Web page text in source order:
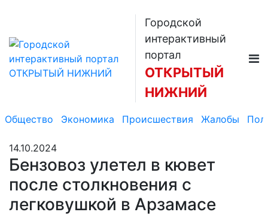
Городской
интерактивный
портал
ОТКРЫТЫЙ
НИЖНИЙ
Общество Экономика Происшествия Жалобы
14.10.2024
Бензовоз улетел в кювет
после столкновения с
легковушкой в Арзамасе